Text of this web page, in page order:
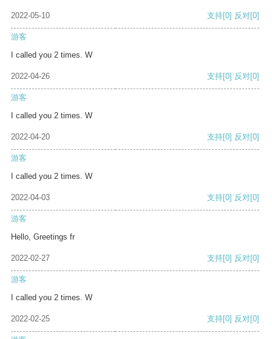
2022-05-10 支持[0] 反对[0]
游客
I called you 2 times. W
2022-04-26 支持[0] 反对[0]
游客
I called you 2 times. W
2022-04-20 支持[0] 反对[0]
游客
I called you 2 times. W
2022-04-03 支持[0] 反对[0]
游客
Hello, Greetings fr
2022-02-27 支持[0] 反对[0]
游客
I called you 2 times. W
2022-02-25 支持[0] 反对[0]